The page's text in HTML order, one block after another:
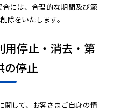
には、合理的な期間及び範
除をいたします。
用停止・消去・第
の停止
関して、お客さまご自身の情